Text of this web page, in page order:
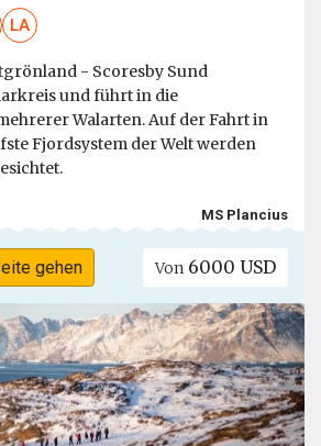
LA
- Scoresby Sund
und führt in die
Walarten. Auf der Fahrt in
Fjordsystem der Welt werden
MS Plancius
gehen Von 6000 USD